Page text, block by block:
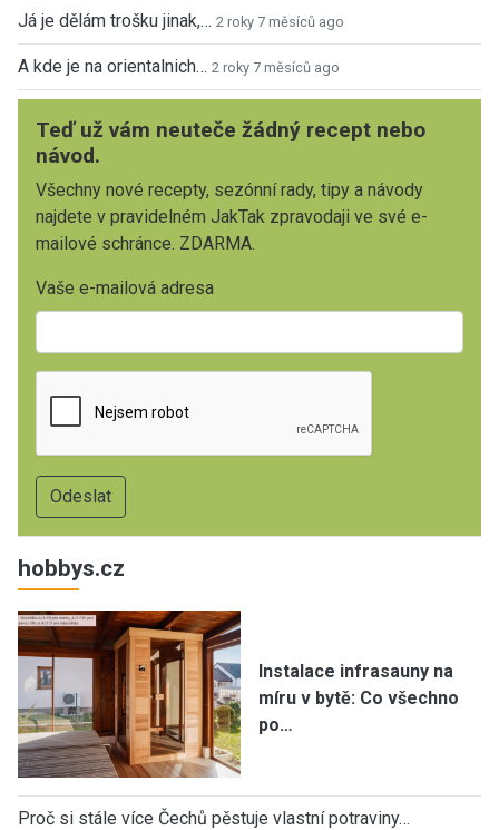
Já je dělám trošku jinak,… 2 roky 7 měsíců ago
A kde je na orientalnich… 2 roky 7 měsíců ago
Teď už vám neuteče žádný recept nebo
návod.
Všechny nové recepty, sezónní rady, tipy a návody
najdete v pravidelném JakTak zpravodaji ve své e-
mailové schránce. ZDARMA.
Vaše e-mailová adresa
hobbys.cz
Instalace infrasauny na
míru v bytě: Co všechno
po…
Proč si stále více Čechů pěstuje vlastní potraviny…